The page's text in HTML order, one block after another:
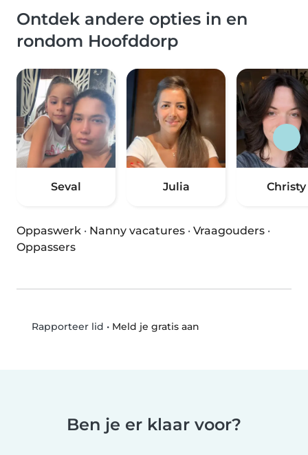
Ontdek andere opties in en
rondom Hoofddorp
Seval Julia Christy
Oppaswerk · Nanny vacatures · Vraagouders ·
Oppassers
Rapporteer lid • Meld je gratis aan
Ben je er klaar voor?